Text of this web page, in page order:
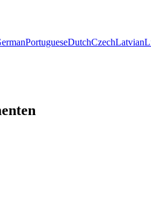
PortugueseDutchCzechLatvian